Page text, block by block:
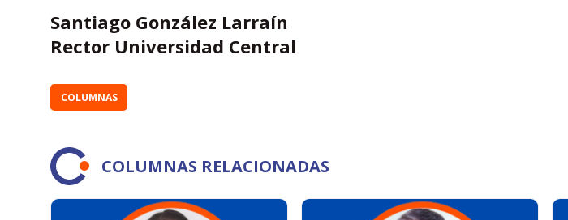
Santiago González Larraín
Rector Universidad Central
COLUMNAS
COLUMNAS RELACIONADAS